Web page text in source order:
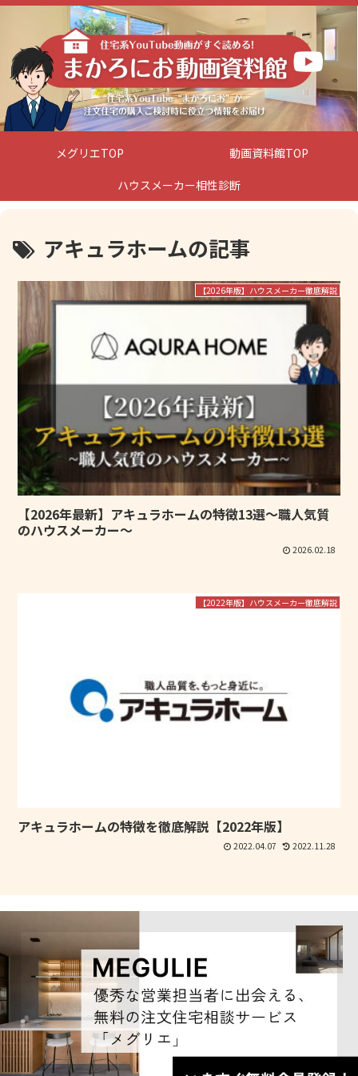
メグリエTOP
動画資料館TOP
ハウスメーカー相性診断
アキュラホームの記事
【2026年版】ハウスメーカー徹底解説
【2026年最新】アキュラホームの特徴13選～職人気質
のハウスメーカー～
2026.02.18
【2022年版】ハウスメーカー徹底解説
アキュラホームの特徴を徹底解説【2022年版】
2022.04.07 2022.11.28